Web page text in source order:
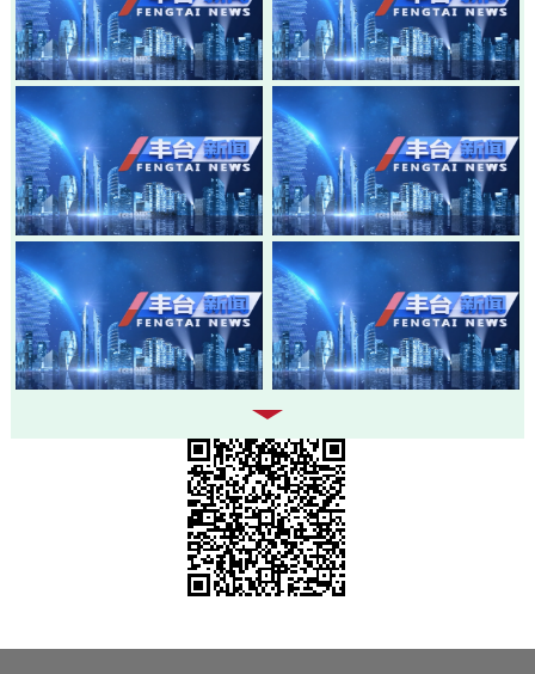
20260805-丰台新闻
20260803-丰台新闻
20260730-丰台新闻
20260728-丰台新闻